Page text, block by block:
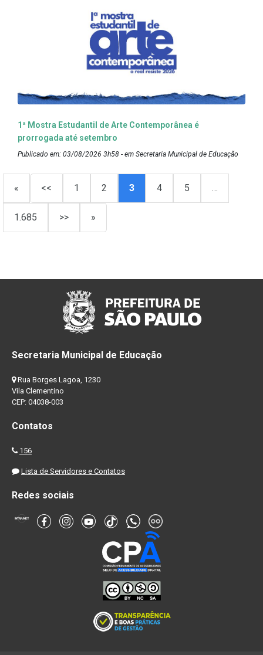
1ª Mostra Estudantil de Arte Contemporânea é
prorrogada até setembro
Publicado em: 03/08/2026 3h58 - em Secretaria Municipal de Educação
« << 1 2 3 4 5 …
1.685 >> »
Secretaria Municipal de Educação
Rua Borges Lagoa, 1230
Vila Clementino
CEP: 04038-003
Contatos
156
Lista de Servidores e Contatos
Redes sociais